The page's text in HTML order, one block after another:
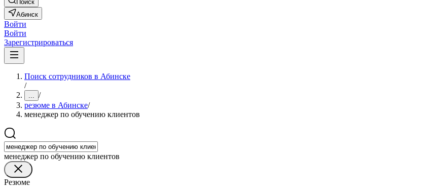
Поиск
Абинск
Войти
Войти
Зарегистрироваться
Поиск сотрудников в Абинске
/
... /
резюме в Абинске/
менеджер по обучению клиентов
менеджер по обучению клиентов
Резюме